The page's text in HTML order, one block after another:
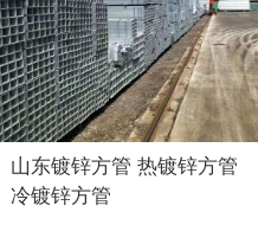
山东镀锌方管 热镀锌方管
冷镀锌方管